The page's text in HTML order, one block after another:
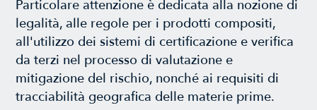
Particolare attenzione è dedicata alla nozione di
legalità, alle regole per i prodotti compositi,
all'utilizzo dei sistemi di certificazione e verifica
da terzi nel processo di valutazione e
mitigazione del rischio, nonché ai requisiti di
tracciabilità geografica delle materie prime.